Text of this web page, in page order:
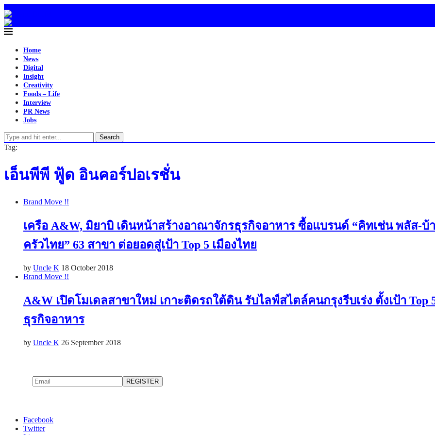
Home
News
Digital
Insight
Creativity
Foods – Life
Interview
PR News
Jobs
Search
Tag:
เอ็นพีพี ฟู้ด อินคอร์ปอเรชั่น
Brand Move !!
เครือ A&W, มิยาบิ เดินหน้าสร้างอาณาจักรธุรกิจอาหาร ซื้อแบรนด์ “คิทเช่น พลัส-บ้
ครัวไทย” 63 สาขา ต่อยอดสู่เป้า Top 5 เมืองไทย
by Uncle K 18 October 2018
Brand Move !!
A&W เปิดโมเดลสาขาใหม่ เกาะติดรถใต้ดิน รับไลฟ์สไตล์คนกรุงรีบเร่ง ตั้งเป้า Top
ธุรกิจอาหาร
by Uncle K 26 September 2018
Facebook
Twitter